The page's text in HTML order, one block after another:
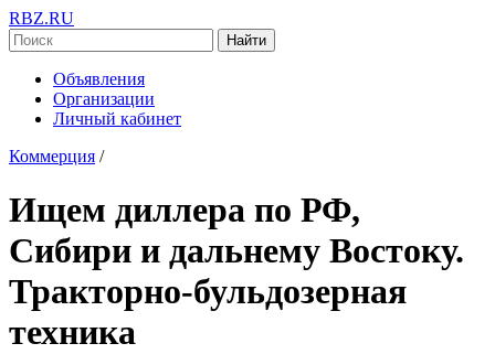
RBZ.RU
Найти
Объявления
Организации
Личный кабинет
Коммерция /
Ищем диллера по РФ,
Сибири и дальнему Востоку.
Тракторно-бульдозерная
техника